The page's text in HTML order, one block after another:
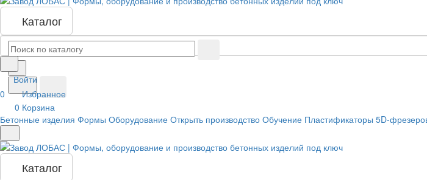
Каталог
Войти
0
Избранное
0 Корзина
Бетонные изделия Формы Оборудование Открыть производство Обучение Пластификаторы 5D-
Каталог